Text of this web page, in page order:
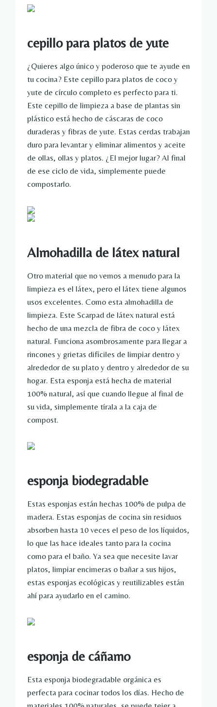
cepillo para platos de yute
¿Quieres algo único y poderoso que te ayude en
tu cocina? Este cepillo para platos de coco y
yute de círculo completo es perfecto para ti.
Este cepillo de limpieza a base de plantas sin
plástico está hecho de cáscaras de coco
duraderas y fibras de yute. Estas cerdas trabajan
duro para levantar y eliminar alimentos y aceite
de ollas, ollas y platos. ¿El mejor lugar? Al final
de ese ciclo de vida, simplemente puede
compostarlo.
Almohadilla de látex natural
Otro material que no vemos a menudo para la
limpieza es el látex, pero el látex tiene algunos
usos excelentes. Como esta almohadilla de
limpieza. Este Scarpad de látex natural está
hecho de una mezcla de fibra de coco y látex
natural. Funciona asombrosamente para llegar a
rincones y grietas difíciles de limpiar dentro y
alrededor de su plato y dentro y alrededor de su
hogar. Esta esponja está hecha de material
100% natural, así que cuando llegue al final de
su vida, simplemente tírala a la caja de
compost.
esponja biodegradable
Estas esponjas están hechas 100% de pulpa de
madera. Estas esponjas de cocina sin residuos
absorben hasta 10 veces el peso de los líquidos,
lo que las hace ideales tanto para la cocina
como para el baño. Ya sea que necesite lavar
platos, limpiar encimeras o bañar a sus hijos,
estas esponjas ecológicas y reutilizables están
ahí para ayudarlo en el camino.
esponja de cáñamo
Esta esponja biodegradable orgánica es
perfecta para cocinar todos los días. Hecho de